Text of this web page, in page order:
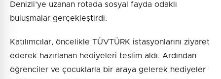
Denizli’ye uzanan rotada sosyal fayda odaklı
buluşmalar gerçekleştirdi.
Katılımcılar, öncelikle TÜVTÜRK istasyonlarını ziyaret
ederek hazırlanan hediyeleri teslim aldı. Ardından
öğrenciler ve çocuklarla bir araya gelerek hediyeler